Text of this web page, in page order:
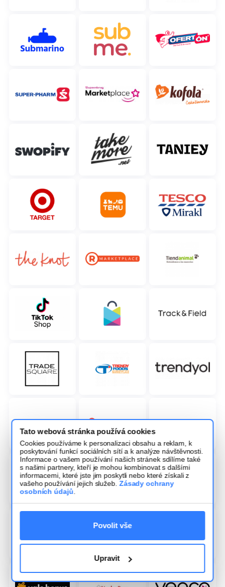
Tato webová stránka používá cookies
Cookies používáme k personalizaci obsahu a reklam, k
poskytování funkcí sociálních sítí a k analýze návštěvnosti.
Informace o vašem používání našich stránek sdílíme také
s našimi partnery, kteří je mohou kombinovat s dalšími
informacemi, které jste jim poskytli nebo které získali z
vašeho používání jejich služeb.Zásady ochrany
osobních údajů
Povolit vše
Upravit